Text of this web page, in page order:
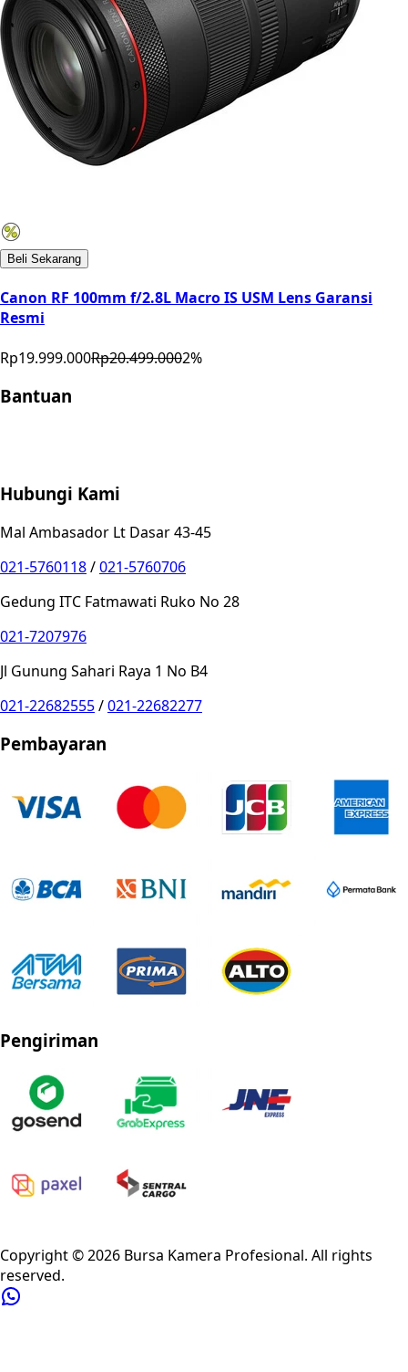
Beli Sekarang
Canon RF 100mm f/2.8L Macro IS USM Lens Garansi
Resmi
Rp19.999.000Rp20.499.0002%
Bantuan
Hubungi Kami
Mal Ambasador Lt Dasar 43-45
021-5760118/021-5760706
Gedung ITC Fatmawati Ruko No 28
021-7207976
Jl Gunung Sahari Raya 1 No B4
021-22682555/021-22682277
Pembayaran
Pengiriman
Copyright ©2026 Bursa Kamera Profesional. All rights
reserved.